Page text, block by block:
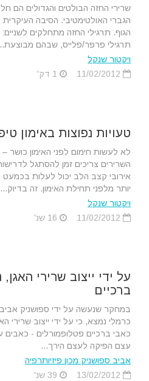
שרירי החזה הבולטים והגדולים הם
הגברי האולטימטיבי. הסיבה
הגוף. תרגילי החזה מתחלקים
תרגילי פרפר/פלייס, שבהם
ויקטור שנקל
טעויות נפוצות באימון טיפ
לא לעשות חימום לפני האימון כושר
השרירים צריכים זמן להסתגל
יותר מלפני תחילת האימון. זה בדיוק...
ויקטור שנקל
על ידי ייצוב שרירי
ברכיים
במחקר שנעשה על ידי ספושניק
כרמלי נמצא, כי על ידי ייצוב שרירי
כאבי ברכיים פטלופמורלים - כאבים
עצם הפיקה לעצם הירך...
אביב ספושניק מכון פיזיותרפיה